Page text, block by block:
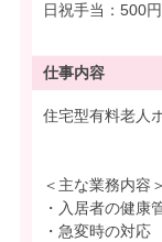
日祝手当：500
仕事内容
住宅型有料老人
＜主な業務内容＞
・入居者の健康
・急変時の対応